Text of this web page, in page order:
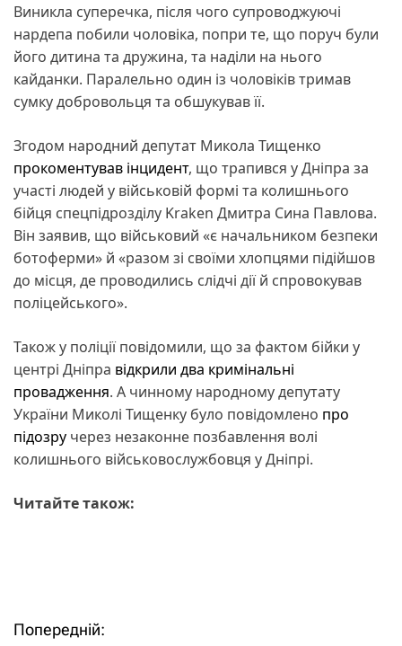
Виникла суперечка, після чого супроводжуючі
нардепа побили чоловіка, попри те, що поруч були
його дитина та дружина, та наділи на нього
кайданки. Паралельно один із чоловіків тримав
сумку добровольця та обшукував її.
Згодом народний депутат Микола Тищенко
прокоментував інцидент, що трапився у Дніпра за
участі людей у військовій формі та колишнього
бійця спецпідрозділу Kraken Дмитра Сина Павлова.
Він заявив, що військовий «є начальником безпеки
ботоферми» й «разом зі своїми хлопцями підійшов
до місця, де проводились слідчі дії й спровокував
поліцейського».
Також у поліції повідомили, що за фактом бійки у
центрі Дніпра відкрили два кримінальні
провадження. А чинному народному депутату
України Миколі Тищенку було повідомлено про
підозру через незаконне позбавлення волі
колишнього військовослужбовця у Дніпрі.
Читайте також:
Н
Попередній: